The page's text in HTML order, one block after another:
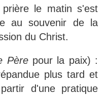
le matin s'est
au souvenir de la
du Christ.
Pèrepour la paix) :
plus tard et
d'une pratique